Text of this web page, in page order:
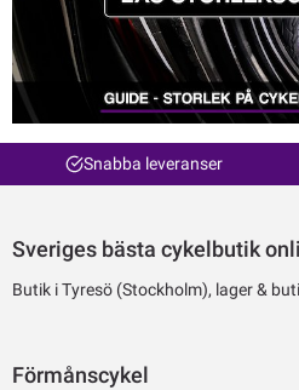
Snabba leveranser
Sveriges bästa cykelbutik
Butik i Tyresö (Stockholm), lager &
Förmånscykel